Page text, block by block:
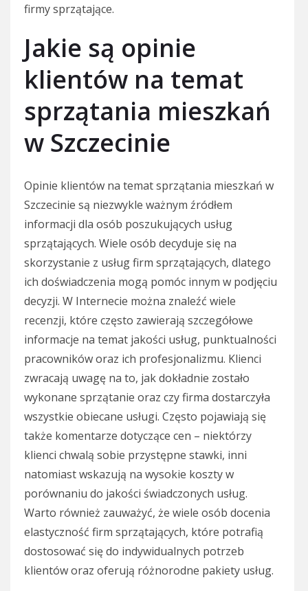
firmy sprzątające.
Jakie są opinie
klientów na temat
sprzątania mieszkań
w Szczecinie
Opinie klientów na temat sprzątania mieszkań w
Szczecinie są niezwykle ważnym źródłem
informacji dla osób poszukujących usług
sprzątających. Wiele osób decyduje się na
skorzystanie z usług firm sprzątających, dlatego
ich doświadczenia mogą pomóc innym w podjęciu
decyzji. W Internecie można znaleźć wiele
recenzji, które często zawierają szczegółowe
informacje na temat jakości usług, punktualności
pracowników oraz ich profesjonalizmu. Klienci
zwracają uwagę na to, jak dokładnie zostało
wykonane sprzątanie oraz czy firma dostarczyła
wszystkie obiecane usługi. Często pojawiają się
także komentarze dotyczące cen – niektórzy
klienci chwalą sobie przystępne stawki, inni
natomiast wskazują na wysokie koszty w
porównaniu do jakości świadczonych usług.
Warto również zauważyć, że wiele osób docenia
elastyczność firm sprzątających, które potrafią
dostosować się do indywidualnych potrzeb
klientów oraz oferują różnorodne pakiety usług.